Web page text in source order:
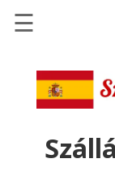
Szállások
Repülőjegy
☰